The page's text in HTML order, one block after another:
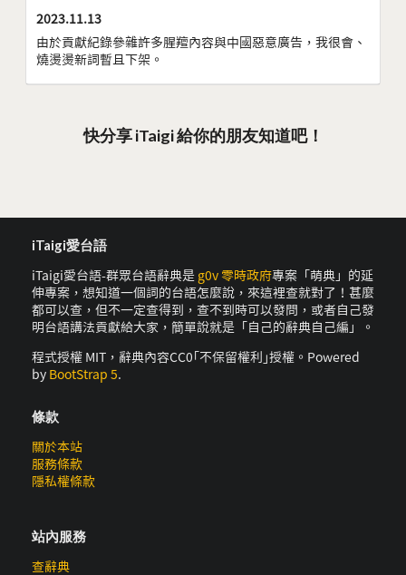
2023.11.13
由於貢獻紀錄參雜許多腥羶內容與中國惡意廣告，我很會、
燒燙燙新詞暫且下架。
快分享 iTaigi 給你的朋友知道吧！
iTaigi愛台語
iTaigi愛台語-群眾台語辭典是 g0v 零時政府專案「萌典」的延
伸專案，想知道一個詞的台語怎麼說，來這裡查就對了！甚麼
都可以查，但不一定查得到，查不到時可以發問，或者自己發
明台語講法貢獻給大家，簡單說就是「自己的辭典自己編」。
程式授權 MIT，辭典內容CC0｢不保留權利｣授權。Powered
by BootStrap 5.
條款
關於本站
服務條款
隱私權條款
站內服務
查辭典